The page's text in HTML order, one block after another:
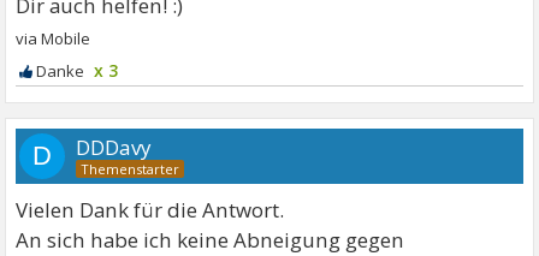
x 3
D DDDavy
Vielen Dank für die Antwort.
An sich habe ich keine Abneigung gegen